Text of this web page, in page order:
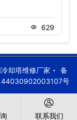
629
却塔维修厂家
备
44030902003107号
联系我们